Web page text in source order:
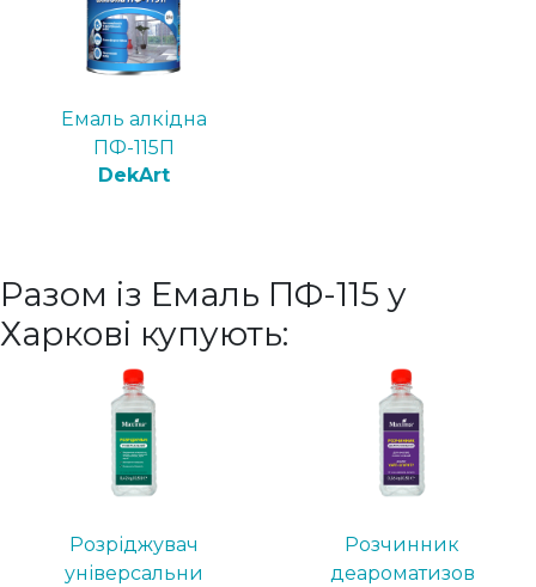
Емаль алкідна
ПФ-115П
DekArt
Разом із Емаль ПФ-115 у
Харкові купують:
Розріджувач
універсальни
Розчинник
деароматизов